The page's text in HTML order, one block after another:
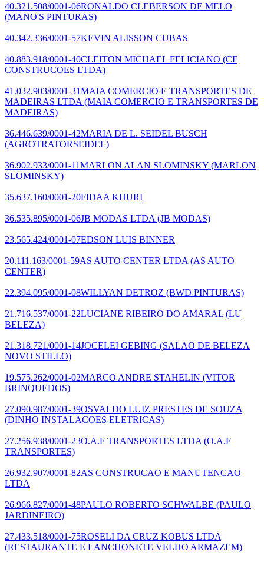
40.321.508/0001-06RONALDO CLEBERSON DE MELO
(MANO'S PINTURAS)
40.342.336/0001-57KEVIN ALISSON CUBAS
40.883.918/0001-40CLEITON MICHAEL FELICIANO (CF
CONSTRUCOES LTDA)
41.032.903/0001-31MAIA COMERCIO E TRANSPORTES DE
MADEIRAS LTDA (MAIA COMERCIO E TRANSPORTES DE
MADEIRAS)
36.446.639/0001-42MARIA DE L. SEIDEL BUSCH
(AGROTRATORSEIDEL)
36.902.933/0001-11MARLON ALAN SLOMINSKY (MARLON
SLOMINSKY)
35.637.160/0001-20FIDAA KHURI
36.535.895/0001-06JB MODAS LTDA (JB MODAS)
23.565.424/0001-07EDSON LUIS BINNER
20.111.163/0001-59AS AUTO CENTER LTDA (AS AUTO
CENTER)
22.394.095/0001-08WILLYAN DETROZ (BWD PINTURAS)
21.716.537/0001-22LUCIANE RIBEIRO DO AMARAL (LU
BELEZA)
21.318.721/0001-14JOCELEI GEBING (SALAO DE BELEZA
NOVO STILLO)
19.575.262/0001-02MARCO ANDRE STAHELIN (VITOR
BRINQUEDOS)
27.090.987/0001-39OSVALDO LUIZ PRESTES DE SOUZA
(DINHO INSTALACOES ELETRICAS)
27.256.938/0001-23O.A.F TRANSPORTES LTDA (O.A.F
TRANSPORTES)
26.932.907/0001-82AS CONSTRUCAO E MANUTENCAO
LTDA
26.966.827/0001-48PAULO ROBERTO SCHWALBE (PAULO
JARDINEIRO)
27.433.518/0001-75ROSELI DA CRUZ KOBUS LTDA
(RESTAURANTE E LANCHONETE VELHO ARMAZEM)